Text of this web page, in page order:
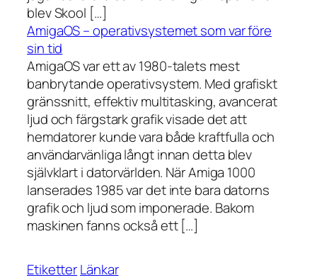
blev Skool […]
AmigaOS – operativsystemet som var före
sin tid
AmigaOS var ett av 1980-talets mest
banbrytande operativsystem. Med grafiskt
gränssnitt, effektiv multitasking, avancerat
ljud och färgstark grafik visade det att
hemdatorer kunde vara både kraftfulla och
användarvänliga långt innan detta blev
självklart i datorvärlden. När Amiga 1000
lanserades 1985 var det inte bara datorns
grafik och ljud som imponerade. Bakom
maskinen fanns också ett […]
EtiketterLänkar